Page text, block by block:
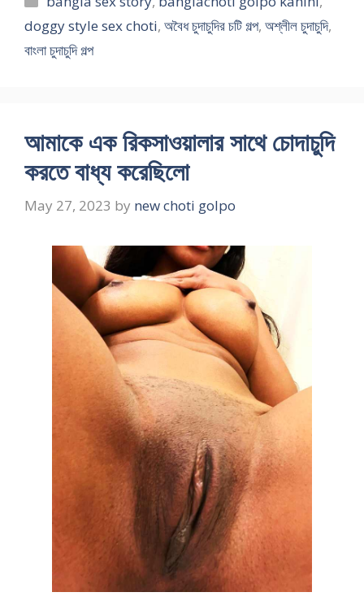
doggy style sex choti, অবৈধ চুদাচুদির চটি গল্প, অশ্লীল চুদাচুদি,
বাংলা চুদাচুদি গল্প
আমাকে এক রিকসাওয়ালার সাথে চোদাচুদি
করতে বাধ্য করেছিলো
May 27, 2023 by new choti golpo